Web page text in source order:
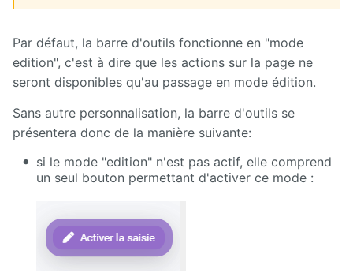
TarteAuCitron
flagging
Web
analytics
Par défaut, la barre d'outils fonctionne en "mode
edition", c'est à dire que les actions sur la page ne
seront disponibles qu'au passage en mode édition.
Sans autre personnalisation, la barre d'outils se
présentera donc de la manière suivante:
si le mode "edition" n'est pas actif, elle comprend
un seul bouton permettant d'activer ce mode :